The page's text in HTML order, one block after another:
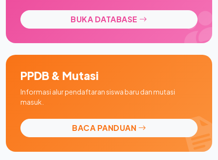
BUKA DATABASE
PPDB & Mutasi
Informasi alur pendaftaran siswa baru dan mutasi
masuk.
BACA PANDUAN